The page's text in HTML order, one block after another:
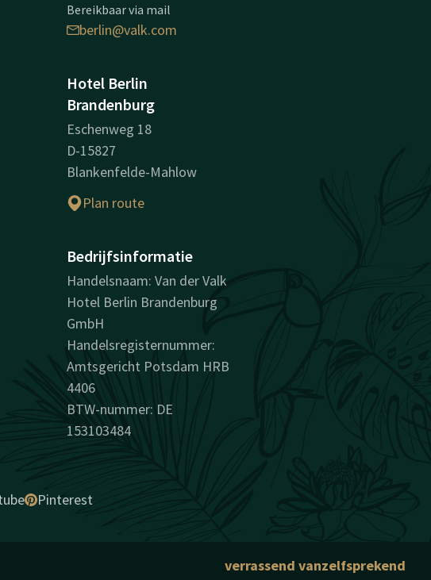
Bereikbaar via mail
berlin@valk.com
Hotel Berlin
Brandenburg
Eschenweg 18
D-15827
Blankenfelde-Mahlow
Plan route
Bedrijfsinformatie
Handelsnaam: Van der Valk
Hotel Berlin Brandenburg
GmbH
Handelsregisternummer:
Amtsgericht Potsdam HRB
4406
BTW-nummer: DE
153103484
Pinterest
verrassend vanzelfsprekend